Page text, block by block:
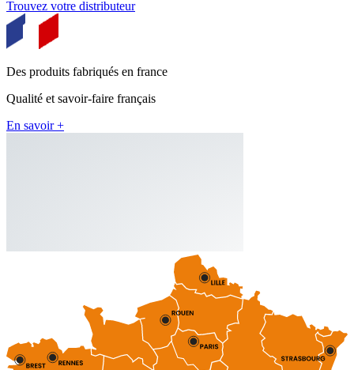
Trouvez votre distributeur
Des produits fabriqués en france
Qualité et savoir-faire français
En savoir +